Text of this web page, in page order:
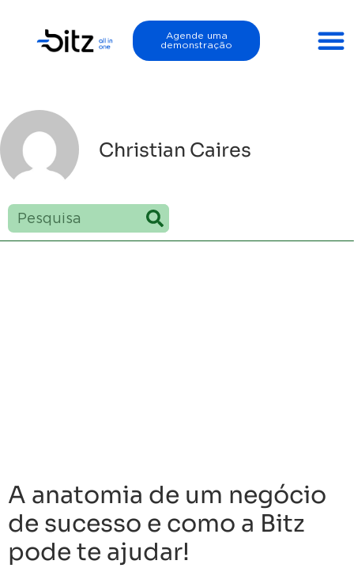
Agende uma
demonstração
Christian Caires
A anatomia de um negócio
de sucesso e como a Bitz
pode te ajudar!